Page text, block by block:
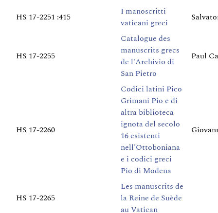
HS 17-2251 :415
I manoscritti
vaticani greci
HS 17-2255
Catalogue des
manuscrits grecs
de l'Archivio di
San Pietro
Paul
HS 17-2260
Codici latini Pico
Grimani Pio e di
altra biblioteca
ignota del secolo
16 esistenti
nell'Ottoboniana
e i codici greci
Pio di Modena
HS 17-2265
Les manuscrits de
la Reine de Suède
au Vatican